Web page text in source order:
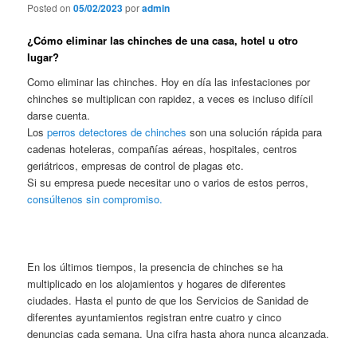
Posted on05/02/2023poradmin
¿Cómo eliminar las chinches de una casa, hotel u otro
lugar?
Como eliminar las chinches. Hoy en día las infestaciones por
chinches se multiplican con rapidez, a veces es incluso difícil
darse cuenta.
Losperros detectores de chinches son una solución rápida para
cadenas hoteleras, compañías aéreas, hospitales, centros
geriátricos, empresas de control de plagas etc.
Si su empresa puede necesitar uno o varios de estos perros,
consúltenos sin compromiso.
En los últimos tiempos, la presencia de chinches se ha
multiplicado en los alojamientos y hogares de diferentes
ciudades. Hasta el punto de que los Servicios de Sanidad de
diferentes ayuntamientos registran entre cuatro y cinco
denuncias cada semana. Una cifra hasta ahora nunca alcanzada.